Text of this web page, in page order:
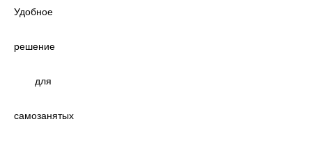
Удобное
решение
для
самозанятых